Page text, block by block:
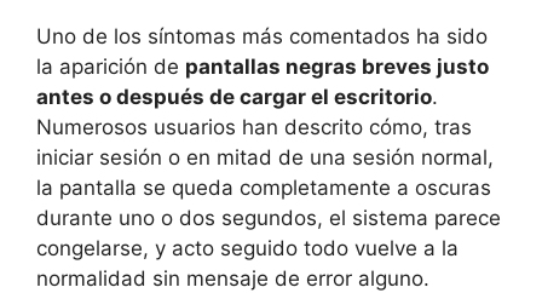
Uno de los síntomas más comentados ha sido
la aparición de pantallas negras breves justo
antes o después de cargar el escritorio.
Numerosos usuarios han descrito cómo, tras
iniciar sesión o en mitad de una sesión normal,
la pantalla se queda completamente a oscuras
durante uno o dos segundos, el sistema parece
congelarse, y acto seguido todo vuelve a la
normalidad sin mensaje de error alguno.